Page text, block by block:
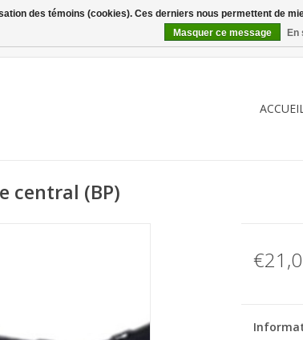
central (BP)
des témoins (cookies). Ces derniers nous permettent de
Masquer ce message
En